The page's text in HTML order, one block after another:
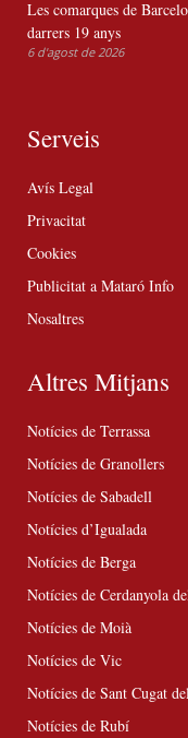
Les comarques de
darrers 19 anys
6 d'agost de 2026
Serveis
Avís Legal
Privacitat
Cookies
Publicitat a Mataró Info
Nosaltres
Altres Mitjans
Notícies de Terrassa
Notícies de Granollers
Notícies de Sabadell
Notícies d’Igualada
Notícies de Berga
Notícies de Cerdanyola
Notícies de Moià
Notícies de Vic
Notícies de Sant Cugat
Notícies de Rubí